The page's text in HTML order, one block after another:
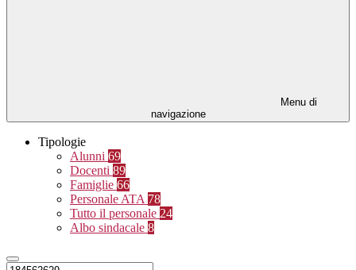
Menu di
navigazione
Tipologie
Alunni 69
Docenti 89
Famiglie 66
Personale ATA 78
Tutto il personale 24
Albo sindacale 8